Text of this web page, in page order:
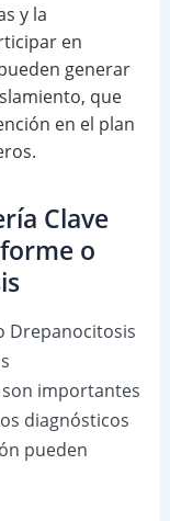
y la
en
generar
que
en el plan
Clave
o
Drepanocitosis
importantes
diagnósticos
pueden